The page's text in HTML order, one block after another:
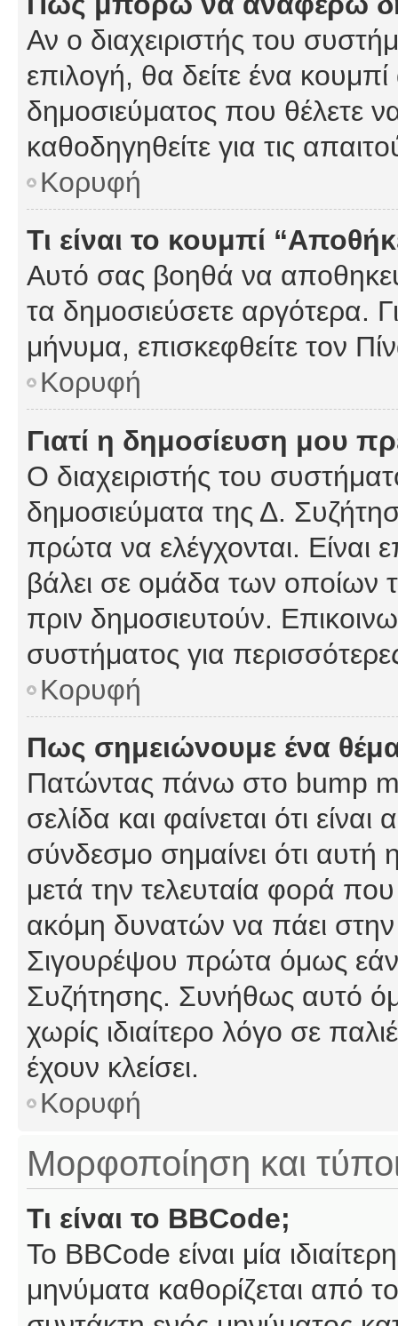
Αν ο διαχειριστής του
επιλογή, θα δείτε ένα
δημοσιεύματος που θέλετε
καθοδηγηθείτε για τις
Κορυφή
Τι είναι το κουμπί
Αυτό σας βοηθά να
τα δημοσιεύσετε αργότερα.
μήνυμα, επισκεφθείτε τον
Κορυφή
Γιατί η δημοσίευση μου
Ο διαχειριστής του
δημοσιεύματα της Δ.
πρώτα να ελέγχονται. Είναι
βάλει σε ομάδα των οποίων
πριν δημοσιευτούν.
συστήματος για
Κορυφή
Πως σημειώνουμε ένα
Πατώντας πάνω στο bump
σελίδα και φαίνεται ότι
σύνδεσμο σημαίνει ότι αυτή
μετά την τελευταία φορά που
ακόμη δυνατών να πάει
Σιγουρέψου πρώτα όμως εάν
Συζήτησης. Συνήθως αυτό
χωρίς ιδιαίτερο λόγο σε
έχουν κλείσει.
Κορυφή
Μορφοποίηση και
Τι είναι το BBCode;
Το BBCode είναι μία
μηνύματα καθορίζεται από